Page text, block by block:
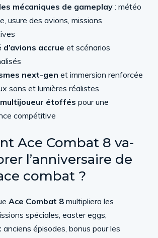
mécaniques de gameplay : météo
usure des avions, missions
accrue et scénarios
next-gen et immersion renforcée
sons et lumières réalistes
étoffés pour une
compétitive
Ace Combat 8 va-
l’anniversaire de
combat ?
Ace Combat 8 multipliera les
spéciales, easter eggs,
épisodes, bonus pour les